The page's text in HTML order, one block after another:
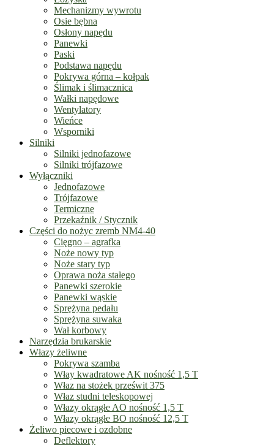
Mechanizmy wywrotu
Osie bębna
Osłony napędu
Panewki
Paski
Podstawa napędu
Pokrywa górna – kołpak
Ślimak i ślimacznica
Wałki napędowe
Wentylatory
Wieńce
Wsporniki
Silniki
Silniki jednofazowe
Silniki trójfazowe
Wyłączniki
Jednofazowe
Trójfazowe
Termiczne
Przekaźnik / Stycznik
Części do nożyc zremb NM4-40
Cięgno – agrafka
Noże nowy typ
Noże stary typ
Oprawa noża stałego
Panewki szerokie
Panewki wąskie
Sprężyna pedału
Sprężyna suwaka
Wał korbowy
Narzędzia brukarskie
Włazy żeliwne
Pokrywa szamba
Włay kwadratowe AK nośność 1,5 T
Właz na stożek prześwit 375
Właz studni teleskopowej
Włazy okrągłe AO nośność 1,5 T
Włazy okrągłe BO nośność 12,5 T
Żeliwo piecowe i ozdobne
Deflektory